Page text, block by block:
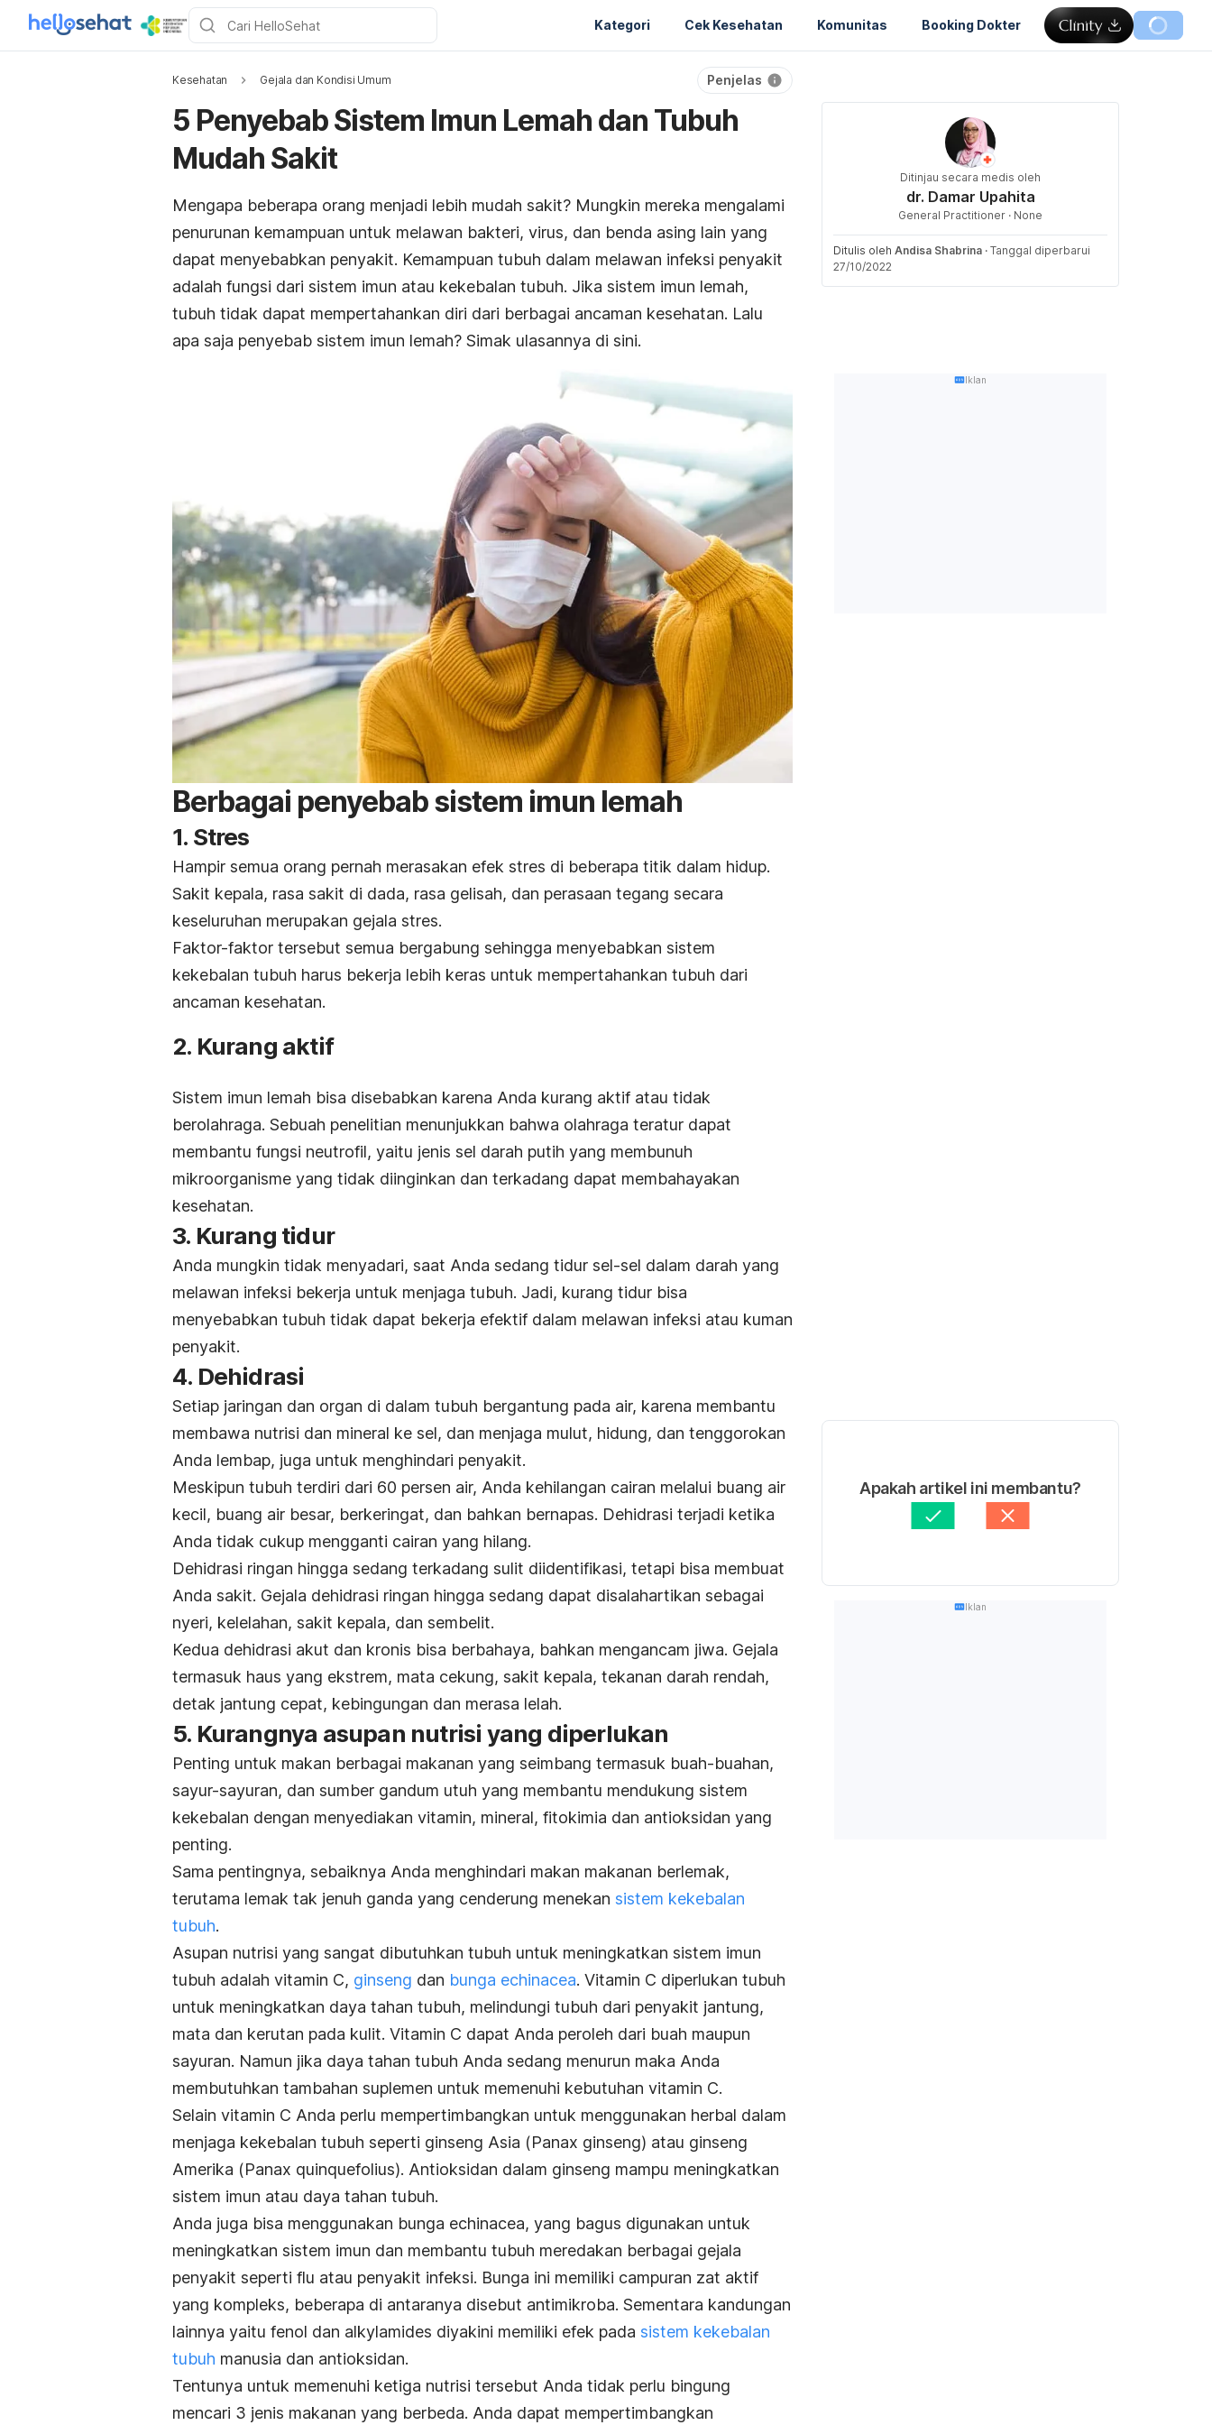
Kategori Cek Kesehatan Komunitas Booking Dokter
Kesehatan Gejala dan Kondisi Umum Penjelas
5 Penyebab Sistem Imun Lemah dan Tubuh
Mudah Sakit
Mengapa beberapa orang menjadi lebih mudah sakit? Mungkin mereka mengalami
penurunan kemampuan untuk melawan bakteri, virus, dan benda asing lain yang
dapat menyebabkan penyakit. Kemampuan tubuh dalam melawan infeksi penyakit
adalah fungsi dari sistem imun atau kekebalan tubuh. Jika sistem imun lemah,
tubuh tidak dapat mempertahankan diri dari berbagai ancaman kesehatan. Lalu
apa saja penyebab sistem imun lemah? Simak ulasannya di sini.
Berbagai penyebab sistem imun lemah
1. Stres
Hampir semua orang pernah merasakan efek stres di beberapa titik dalam hidup.
Sakit kepala, rasa sakit di dada, rasa gelisah, dan perasaan tegang secara
keseluruhan merupakan gejala stres.
Faktor-faktor tersebut semua bergabung sehingga menyebabkan sistem
kekebalan tubuh harus bekerja lebih keras untuk mempertahankan tubuh dari
ancaman kesehatan.
2. Kurang aktif
Sistem imun lemah bisa disebabkan karena Anda kurang aktif atau tidak
berolahraga. Sebuah penelitian menunjukkan bahwa olahraga teratur dapat
membantu fungsi neutrofil, yaitu jenis sel darah putih yang membunuh
mikroorganisme yang tidak diinginkan dan terkadang dapat membahayakan
kesehatan.
3. Kurang tidur
Anda mungkin tidak menyadari, saat Anda sedang tidur sel-sel dalam darah yang
melawan infeksi bekerja untuk menjaga tubuh. Jadi, kurang tidur bisa
menyebabkan tubuh tidak dapat bekerja efektif dalam melawan infeksi atau kuman
penyakit.
4. Dehidrasi
Setiap jaringan dan organ di dalam tubuh bergantung pada air, karena membantu
membawa nutrisi dan mineral ke sel, dan menjaga mulut, hidung, dan tenggorokan
Anda lembap, juga untuk menghindari penyakit.
Meskipun tubuh terdiri dari 60 persen air, Anda kehilangan cairan melalui buang air
kecil, buang air besar, berkeringat, dan bahkan bernapas. Dehidrasi terjadi ketika
Anda tidak cukup mengganti cairan yang hilang.
Dehidrasi ringan hingga sedang terkadang sulit diidentifikasi, tetapi bisa membuat
Anda sakit. Gejala dehidrasi ringan hingga sedang dapat disalahartikan sebagai
nyeri, kelelahan, sakit kepala, dan sembelit.
Kedua dehidrasi akut dan kronis bisa berbahaya, bahkan mengancam jiwa. Gejala
termasuk haus yang ekstrem, mata cekung, sakit kepala, tekanan darah rendah,
detak jantung cepat, kebingungan dan merasa lelah.
5. Kurangnya asupan nutrisi yang diperlukan
Penting untuk makan berbagai makanan yang seimbang termasuk buah-buahan,
sayur-sayuran, dan sumber gandum utuh yang membantu mendukung sistem
kekebalan dengan menyediakan vitamin, mineral, fitokimia dan antioksidan yang
penting.
Sama pentingnya, sebaiknya Anda menghindari makan makanan berlemak,
terutama lemak tak jenuh ganda yang cenderung menekan sistem kekebalan
tubuh.
Asupan nutrisi yang sangat dibutuhkan tubuh untuk meningkatkan sistem imun
tubuh adalah vitamin C, ginseng dan bunga echinacea. Vitamin C diperlukan tubuh
untuk meningkatkan daya tahan tubuh, melindungi tubuh dari penyakit jantung,
mata dan kerutan pada kulit. Vitamin C dapat Anda peroleh dari buah maupun
sayuran. Namun jika daya tahan tubuh Anda sedang menurun maka Anda
membutuhkan tambahan suplemen untuk memenuhi kebutuhan vitamin C.
Selain vitamin C Anda perlu mempertimbangkan untuk menggunakan herbal dalam
menjaga kekebalan tubuh seperti ginseng Asia (Panax ginseng) atau ginseng
Amerika (Panax quinquefolius). Antioksidan dalam ginseng mampu meningkatkan
sistem imun atau daya tahan tubuh.
Anda juga bisa menggunakan bunga echinacea, yang bagus digunakan untuk
meningkatkan sistem imun dan membantu tubuh meredakan berbagai gejala
penyakit seperti flu atau penyakit infeksi. Bunga ini memiliki campuran zat aktif
yang kompleks, beberapa di antaranya disebut antimikroba. Sementara kandungan
lainnya yaitu fenol dan alkylamides diyakini memiliki efek pada sistem kekebalan
tubuh manusia dan antioksidan.
Tentunya untuk memenuhi ketiga nutrisi tersebut Anda tidak perlu bingung
mencari 3 jenis makanan yang berbeda. Anda dapat mempertimbangkan
Ditinjau secara medis oleh
dr. Damar Upahita
General Practitioner · None
Ditulis oleh Andisa Shabrina · Tanggal diperbarui
27/10/2022
Iklan
Apakah artikel ini membantu?
Iklan